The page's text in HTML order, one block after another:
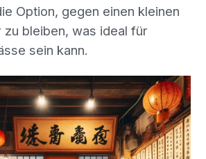
Option, gegen einen kleinen
bleiben, was ideal für
sein kann.